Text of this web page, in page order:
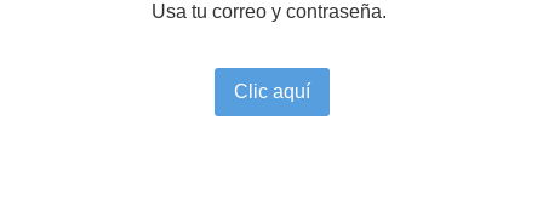
Usa tu correo y contraseña.
Clic aquí